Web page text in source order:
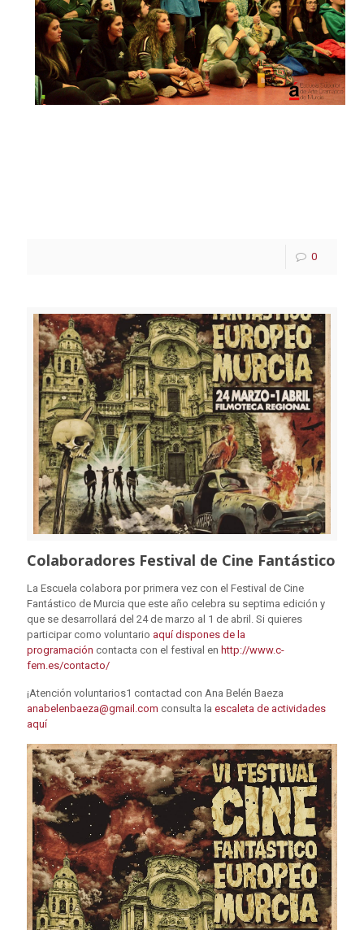
0
Colaboradores Festival de Cine Fantástico
La Escuela colabora por primera vez con el Festival de Cine
Fantástico de Murcia que este año celebra su septima edición y
que se desarrollará del 24 de marzo al 1 de abril. Si quieres
participar como voluntario aquí dispones de la
programación contacta con el festival en http://www.c-
fem.es/contacto/
¡Atención voluntarios1 contactad con Ana Belén Baeza
anabelenbaeza@gmail.com consulta la escaleta de actividades
aquí